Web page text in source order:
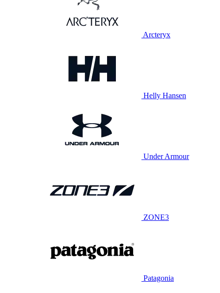
Arcteryx
Helly Hansen
Under Armour
ZONE3
Patagonia